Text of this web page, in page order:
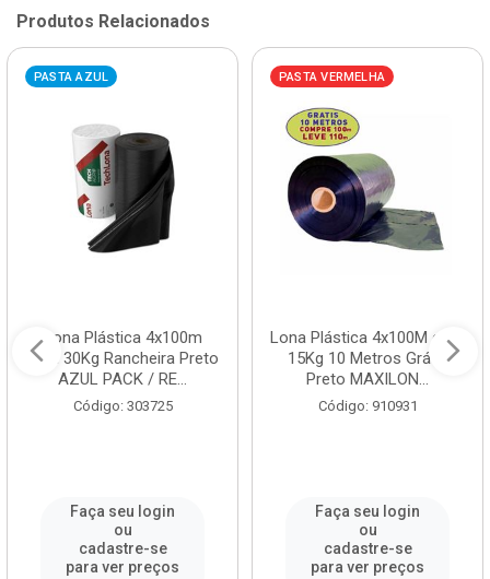
Produtos Relacionados
PASTA AZUL
Lona Plástica 4x100m
com 30Kg Rancheira Preto
AZUL PACK / RE...
Código: 303725
Faça seu login
ou
cadastre-se
para ver preços
PASTA VERMELHA
Lona Plástica 4x100M com
15Kg 10 Metros Grátis
Preto MAXILON...
Código: 910931
Faça seu login
ou
cadastre-se
para ver preços